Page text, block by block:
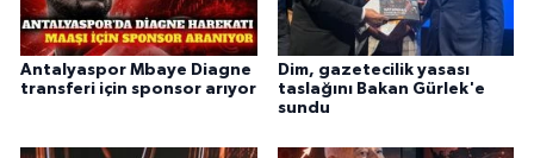
Antalyaspor Mbaye Diagne
transferi için sponsor arıyor
Dim, gazetecilik yasası
taslağını Bakan Gürlek'e
sundu